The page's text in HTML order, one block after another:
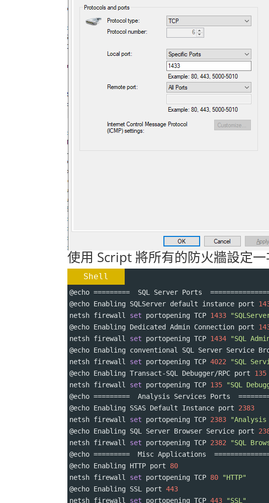
使用 Script 將所有的防火牆設定
Shell
@echo =========
  SQL Server Ports
@echo Enabling SQLServer default instance port
netsh firewall set portopening TCP 1433
@echo Enabling Dedicated Admin Connection port
netsh firewall set portopening TCP 1434
"SQL
@echo Enabling conventional SQL Server Service
netsh firewall set portopening TCP 4022
"SQL
@echo Enabling Transact-SQL Debugger/RPC port 135
netsh firewall set portopening TCP 135
"SQL
@echo =========
  Analysis Services Ports
@echo Enabling SSAS Default Instance port 2383
netsh firewall set portopening TCP 2383
"Analysis
@echo Enabling SQL Server Browser Service port
netsh firewall set portopening TCP 2382
"SQL
@echo =========
  Misc Applications
@echo Enabling HTTP port 80
netsh firewall set portopening TCP 80
"HTTP"
@echo Enabling SSL port 443
netsh firewall set portopening TCP 443 "SSL"